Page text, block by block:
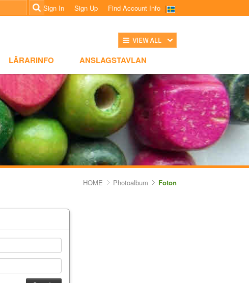
Sign In
Sign Up Find Account Info
LÄRARINFO ANSLAGSTAVLAN
ANSLAGSTAVLAN
HOME Photoalbum Foton